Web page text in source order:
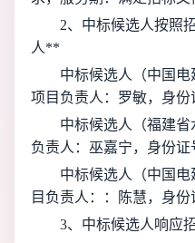
2、中标候选人按照
人**
中标候选人（中国电
项目负责人：罗敏，身份
中标候选人（福建省
负责人：巫嘉宁，身份证
中标候选人（中国电
目负责人：：陈慧，身份
3、中标候选人响应